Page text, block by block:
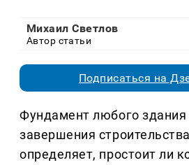
Михаил Светлов
Автор статьи
Подписаться на
Фундамент любого здания
завершения
определяет, простоит ли